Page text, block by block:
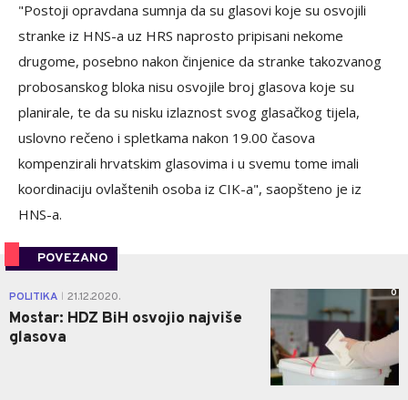
"Postoji opravdana sumnja da su glasovi koje su osvojili
stranke iz HNS-a uz HRS naprosto pripisani nekome
drugome, posebno nakon činjenice da stranke takozvanog
probosanskog bloka nisu osvojile broj glasova koje su
planirale, te da su nisku izlaznost svog glasačkog tijela,
uslovno rečeno i spletkama nakon 19.00 časova
kompenzirali hrvatskim glasovima i u svemu tome imali
koordinaciju ovlaštenih osoba iz CIK-a", saopšteno je iz
HNS-a.
POVEZANO
POLITIKA 21.12.2020.
Mostar: HDZ BiH osvojio najviše
glasova
0